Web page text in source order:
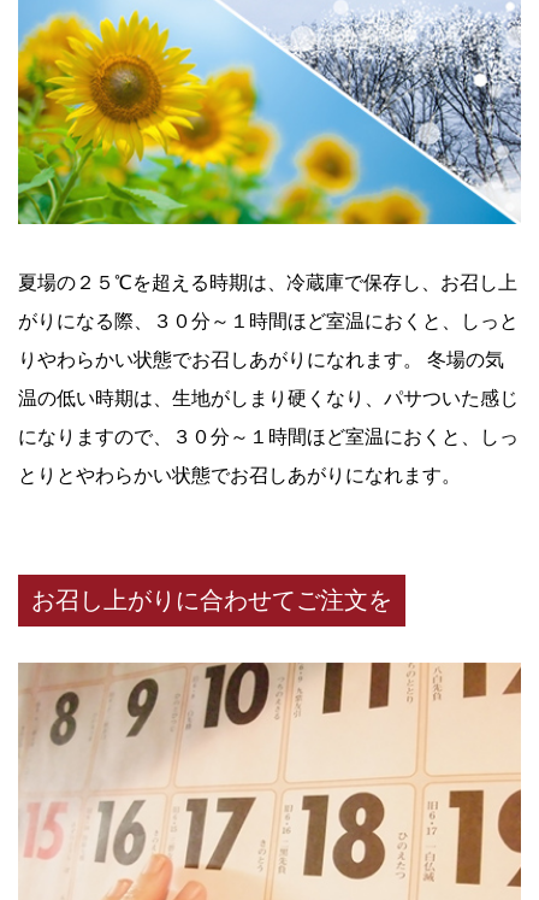
夏場の２５℃を超える時期は、冷蔵庫で保存し、お召し上
がりになる際、３０分～１時間ほど室温におくと、しっと
りやわらかい状態でお召しあがりになれます。 冬場の気
温の低い時期は、生地がしまり硬くなり、パサついた感じ
になりますので、３０分～１時間ほど室温におくと、しっ
とりとやわらかい状態でお召しあがりになれます。
お召し上がりに合わせてご注文を